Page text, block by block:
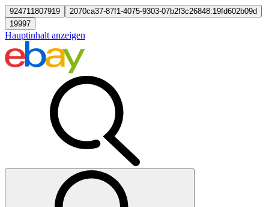
924711807919
2070ca37-87f1-4075-9303-07b2f3c26848:19fd602b09d
19997
Hauptinhalt anzeigen